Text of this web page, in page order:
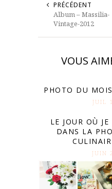
PRÉCÉDENT
Album – Massilia-
Vintage-2012
VOUS
PHOTO DU
JUIL
LE JOUR OÙ
DANS LA
JUIN